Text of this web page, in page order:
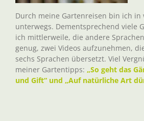
Durch meine Gartenreisen bin ich in
unterwegs. Dementsprechend viele
ich mittlerweile, die andere
genug, zwei Videos aufzunehmen,
sechs Sprachen übersetzt. Viel
meiner Gartentipps: „So geht das
und Gift“ und „Auf natürliche Art